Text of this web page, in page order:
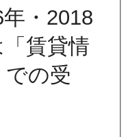
・2018
賃貸情
での受